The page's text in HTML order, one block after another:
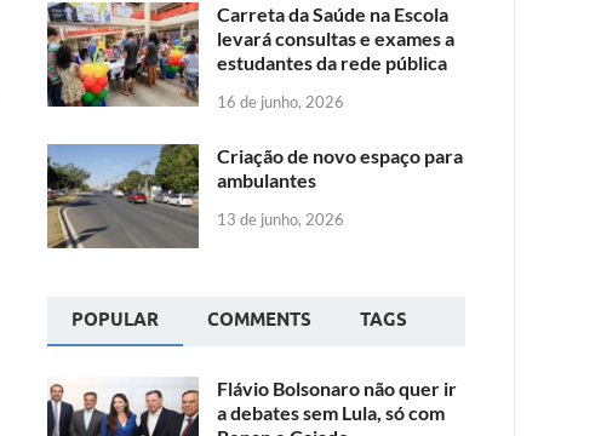
Carreta da Saúde na Escola
levará consultas e exames a
estudantes da rede pública
16 de junho, 2026
Criação de novo espaço para
ambulantes
13 de junho, 2026
POPULAR COMMENTS TAGS
Flávio Bolsonaro não quer ir
a debates sem Lula, só com